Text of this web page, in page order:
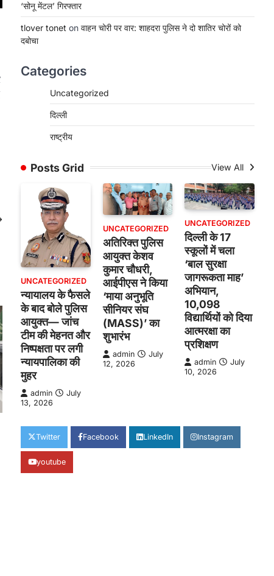
‘सोनू मेंटल’ गिरफ्तार
tlover tonet on वाहन चोरी पर वार: शाहदरा पुलिस ने दो शातिर चोरों को
दबोचा
Categories
Uncategorized
दिल्ली
राष्ट्रीय
Posts Grid View All
UNCATEGORIZED
न्यायालय के फैसले
के बाद बोले पुलिस
आयुक्त— जांच
टीम की मेहनत और
निष्पक्षता पर लगी
न्यायपालिका की
मुहर
admin
July
13, 2026
UNCATEGORIZED
अतिरिक्त पुलिस
आयुक्त केशव
कुमार चौधरी,
आईपीएस ने किया
‘माया अनुभूति
सीनियर संघ
(MASS)’ का
शुभारंभ
admin
July
12, 2026
UNCATEGORIZED
दिल्ली के 17
स्कूलों में चला
‘बाल सुरक्षा
जागरूकता माह’
अभियान,
10,098
विद्यार्थियों को दिया
आत्मरक्षा का
प्रशिक्षण
admin
July
10, 2026
Twitter Facebook LinkedIn Instagram
youtube